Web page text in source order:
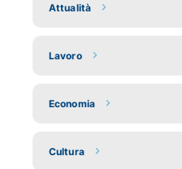
Attualità
Lavoro
Economia
Cultura